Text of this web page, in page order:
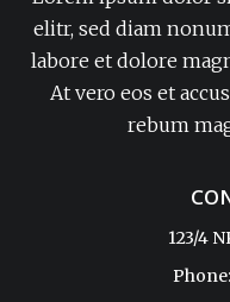
elitr, sed diam
labore et dolore
At vero eos et
rebum
123/4